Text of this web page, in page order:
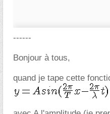
------
Bonjour à tous,
quand je tape cette